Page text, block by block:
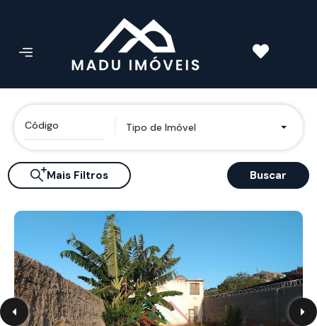
Tipo de Imóvel
Mais Filtros Buscar